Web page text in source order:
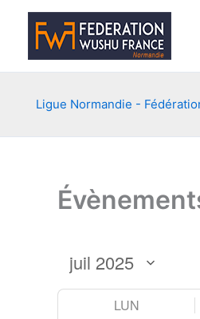
contenu
Ligue Normandie -
LUN